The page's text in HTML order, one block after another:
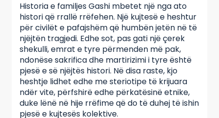
Historia e familjes Gashi mbetet një nga ato
histori që rrallë rrëfehen. Një kujtesë e heshtur
për civilët e pafajshëm që humbën jetën në të
njëjtën tragjedi. Edhe sot, pas gati një çerek
shekulli, emrat e tyre përmenden më pak,
ndonëse sakrifica dhe martirizimi i tyre është
pjesë e së njëjtës histori. Në disa raste, kjo
heshtje lidhet edhe me steriotipe të krijuara
ndër vite, përfshirë edhe përkatësinë etnike,
duke lënë në hije rrëfime që do të duhej të ishin
pjesë e kujtesës kolektive.